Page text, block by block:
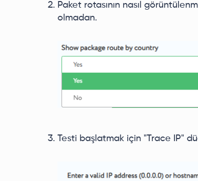
Paket rotasının nasıl
olmadan.
Testi başlatmak için "Trace IP"